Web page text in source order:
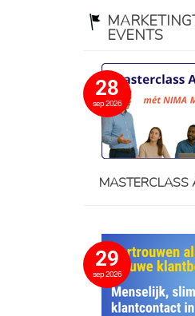
EVENTS
28
sep 2026
MASTERCLASS
29
sep 2026